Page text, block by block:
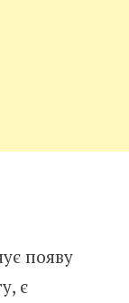
появу
є